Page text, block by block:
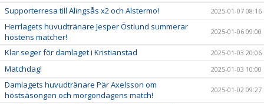
Supporterresa till Alingsås x2 och Alstermo! 2025-01-07 08:16
Herrlagets huvudtränare Jesper Östlund summerar
höstens matcher!
2025-01-06 09:00
Klar seger för damlaget i Kristianstad 2025-01-03 20:06
Matchdag! 2025-01-03 10:00
Damlagets huvudtränare Pär Axelsson om
höstsäsongen och morgondagens match!
2025-01-02 09:27